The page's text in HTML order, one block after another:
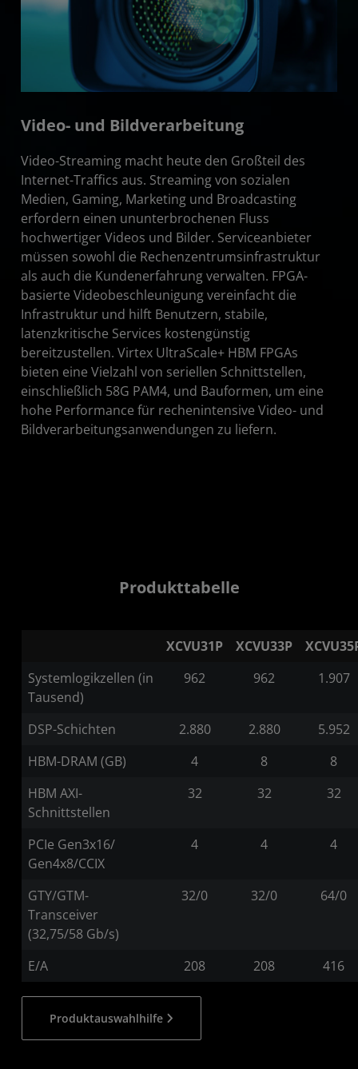
Video- und Bildverarbeitung
Video-Streaming macht heute den Großteil des
Internet-Traffics aus. Streaming von sozialen
Medien, Gaming, Marketing und Broadcasting
erfordern einen ununterbrochenen Fluss
hochwertiger Videos und Bilder. Serviceanbieter
müssen sowohl die Rechenzentrumsinfrastruktur
als auch die Kundenerfahrung verwalten. FPGA-
basierte Videobeschleunigung vereinfacht die
Infrastruktur und hilft Benutzern, stabile,
latenzkritische Services kostengünstig
bereitzustellen. Virtex UltraScale+ HBM FPGAs
bieten eine Vielzahl von seriellen Schnittstellen,
einschließlich 58G PAM4, und Bauformen, um eine
hohe Performance für rechenintensive Video- und
Bildverarbeitungsanwendungen zu liefern.
Produkttabelle
XCVU31P XCVU33P
Systemlogikzellen (in
Tausend)
962 962 1.907
DSP-Schichten 2.880 2.880
5.952
HBM-DRAM (GB)
4 8
8
HBM AXI-
Schnittstellen
32 32 32
PCIe Gen3x16/
Gen4x8/CCIX
4 4 4
GTY/GTM-
Transceiver
(32,75/58 Gb/s)
32/0 32/0 64/0
E/A 208 208 416
Produktauswahlhilfe